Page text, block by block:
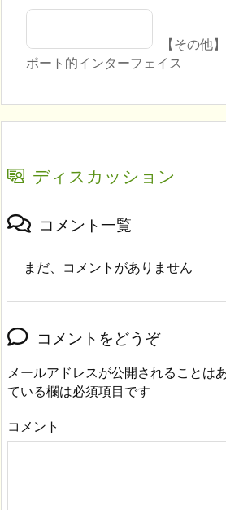
【その他
ポート的インターフェイス
ディスカッション
コメント一覧
まだ、コメントがありません
コメントをどうぞ
メールアドレスが公開されることは
ている欄は必須項目です
コメント